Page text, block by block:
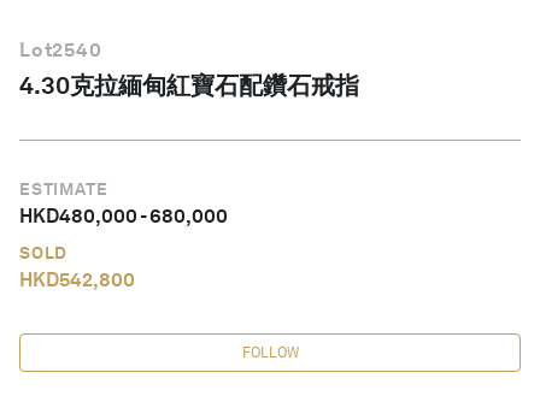
Lot2540
4.30克拉緬甸紅寶石配鑽石戒指
ESTIMATE
HKD480,000-680,000
SOLD
HKD542,800
FOLLOW